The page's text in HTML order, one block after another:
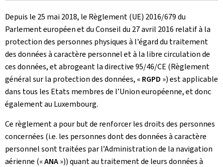
Depuis le 25 mai 2018, le Règlement (UE) 2016/679 du
Parlement européen et du Conseil du 27 avril 2016 relatif à la
protection des personnes physiques à l'égard du traitement
des données à caractère personnel et à la libre circulation de
ces données, et abrogeant la directive 95/46/CE (Règlement
général sur la protection des données, « RGPD ») est applicable
dans tous les Etats membres de l’Union européenne, et donc
également au Luxembourg.
Ce règlement a pour but de renforcer les droits des personnes
concernées (i.e. les personnes dont des données à caractère
personnel sont traitées par l’Administration de la navigation
aérienne («ANA»)) quant au traitement de leurs données à